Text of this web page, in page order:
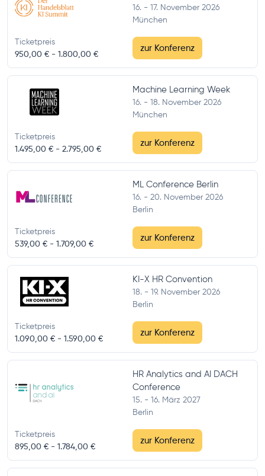
16. - 17. November 2026
München
Ticketpreis
950,00 € - 1.800,00 €
zur Konferenz
Machine Learning Week
16. - 18. November 2026
München
Ticketpreis
1.495,00 € - 2.795,00 €
zur Konferenz
ML Conference Berlin
16. - 20. November 2026
Berlin
Ticketpreis
539,00 € - 1.709,00 €
zur Konferenz
KI-X HR Convention
18. - 19. November 2026
Berlin
Ticketpreis
1.090,00 € - 1.590,00 €
zur Konferenz
HR Analytics and AI DACH
Conference
15. - 16. März 2027
Berlin
Ticketpreis
895,00 € - 1.784,00 €
zur Konferenz